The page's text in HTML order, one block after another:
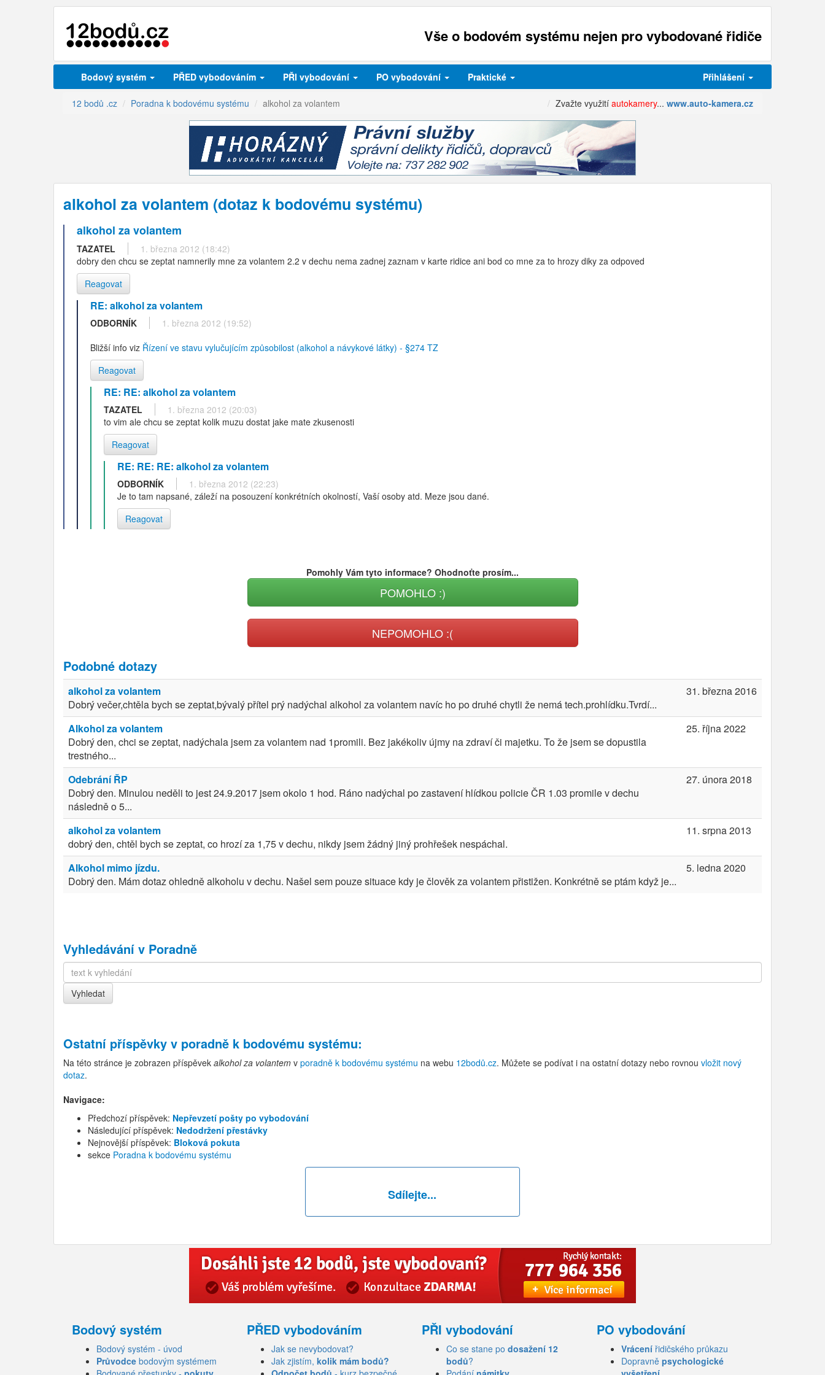
Vše o bodovém systému nejen pro vybodované řidiče
Bodový systém PŘED vybodováním PŘI vybodování PO vybodování Praktické Přihlášení
12 bodů .cz Poradna k bodovému systému alkohol za volantem Zvažte využití autokamery... www.auto-kamera.cz
alkohol za volantem (dotaz k bodovému systému)
alkohol za volantem
TAZATEL
1. března 2012 (18:42)
dobry den chcu se zeptat namnerily mne za volantem 2.2 v dechu nema zadnej zaznam v karte ridice ani bod co mne za to hrozy diky za odpoved
Reagovat
RE: alkohol za volantem
ODBORNÍK
1. března 2012 (19:52)
Bližší info viz Řízení ve stavu vylučujícím způsobilost (alkohol a návykové látky) - §274 TZ
Reagovat
RE: RE: alkohol za volantem
TAZATEL
1. března 2012 (20:03)
to vim ale chcu se zeptat kolik muzu dostat jake mate zkusenosti
Reagovat
RE: RE: RE: alkohol za volantem
ODBORNÍK
1. března 2012 (22:23)
Je to tam napsané, záleží na posouzení konkrétních okolností, Vaší osoby atd. Meze jsou dané.
Reagovat
Pomohly Vám tyto informace? Ohodnoťte prosím...
POMOHLO :)
NEPOMOHLO :(
Podobné dotazy
alkohol za volantem
Dobrý večer,chtěla bych se zeptat,bývalý přítel prý nadýchal alkohol za volantem navíc ho po druhé chytli že nemá tech.prohlídku.Tvrdí...
31. března 2016
Alkohol za volantem
Dobrý den, chci se zeptat, nadýchala jsem za volantem nad 1promili. Bez jakékoliv újmy na zdraví či majetku. To že jsem se dopustila
trestného...
25. října 2022
Odebrání ŘP
Dobrý den. Minulou neděli to jest 24.9.2017 jsem okolo 1 hod. Ráno nadýchal po zastavení hlídkou policie ČR 1.03 promile v dechu
následně o 5...
27. února 2018
alkohol za volantem
dobrý den, chtěl bych se zeptat, co hrozí za 1,75 v dechu, nikdy jsem žádný jiný prohřešek nespáchal.
11. srpna 2013
Alkohol mimo jízdu.
Dobrý den. Mám dotaz ohledně alkoholu v dechu. Našel sem pouze situace kdy je člověk za volantem přistižen. Konkrétně se ptám když je...
5. ledna 2020
Vyhledávání v Poradně
Ostatní příspěvky v poradně k bodovému systému:
Na této stránce je zobrazen příspěvek alkohol za volantem v poradně k bodovému systému na webu 12bodů.cz. Můžete se podívat i na ostatní dotazy nebo rovnou vložit nový
dotaz.
Navigace:
Předchozí příspěvek: Nepřevzetí pošty po vybodování
Následující příspěvek: Nedodržení přestávky
Nejnovější příspěvek: Bloková pokuta
sekce Poradna k bodovému systému
Sdílejte...
Bodový systém
Bodový systém - úvod
Průvodce bodovým systémem
PŘED vybodováním
Jak se nevybodovat?
Jak zjistím, kolik mám bodů?
PŘI vybodování
Co se stane po dosažení 12
bodů?
PO vybodování
Vrácení řidičského průkazu
Dopravně psychologické